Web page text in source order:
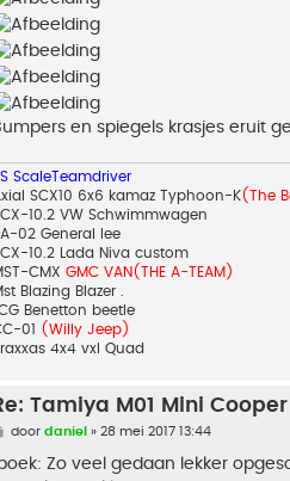
en spiegels krasjes eruit
ScaleTeamdriver
SCX10 6x6 kamaz Typhoon-K(The
10.2 VW Schwimmwagen
02 General lee
10.2 Lada Niva custom
CMX GMC VAN(THE A-TEAM)
Blazing Blazer .
Benetton beetle
01 (Willy Jeep)
4x4 vxl Quad
Tamiya M01 Mini Cooper
B
r
door daniel » 28 mei 2017 13:44
Zo veel gedaan lekker